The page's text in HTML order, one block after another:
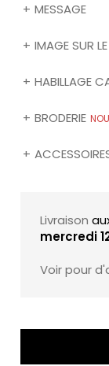
MESSAGE
IMAGE SUR
HABILLAGE
BRODERIE
Livraison
mercredi
Voir pour